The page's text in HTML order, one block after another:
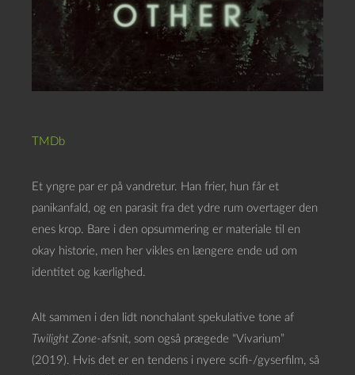
TMDb
Et yngre par er på vandretur. Han frier, hun får et
panikanfald, og en parasit fra det ydre rum overtager den
enes krop. Bare i den opsummering er materiale til en
okay historie, men her vikles en længere ende ud om
identitet og kærlighed.
Alt sammen i den lidt nonchalant spekulative tone af
Twilight Zone-afsnit, som også prægede “Vivarium”
(2019). Hvis det er en tendens i nyere scifi-/gyserfilm, så